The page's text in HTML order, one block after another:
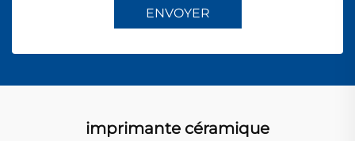
ENVOYER
imprimante céramique